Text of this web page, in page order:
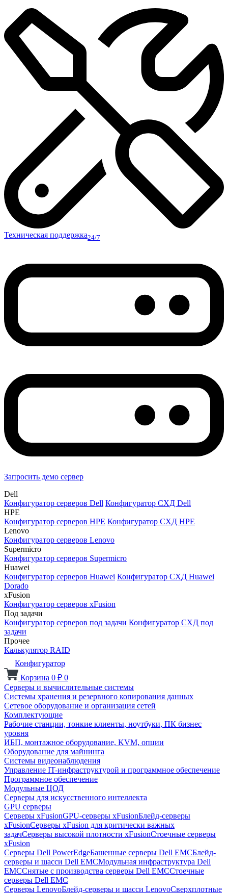
Техническая поддержка24/7
Запросить демо сервер
Dell
Конфигуратор серверов Dell Конфигуратор СХД Dell
HPE
Конфигуратор серверов HPE Конфигуратор СХД HPE
Lenovo
Конфигуратор серверов Lenovo
Supermicro
Конфигуратор серверов Supermicro
Huawei
Конфигуратор серверов Huawei Конфигуратор СХД Huawei
Dorado
xFusion
Конфигуратор серверов xFusion
Под задачи
Конфигуратор серверов под задачи Конфигуратор СХД под
задачи
Прочее
Калькулятор RAID
Конфигуратор
Корзина 0 ₽ 0
Серверы и вычислительные системы
Системы хранения и резервного копирования данных
Сетевое оборудование и организация сетей
Комплектующие
Рабочие станции, тонкие клиенты, ноутбуки, ПК бизнес
уровня
ИБП, монтажное оборудование, KVM, опции
Оборудование для майнинга
Системы видеонаблюдения
Управление IT-инфраструктурой и программное обеспечение
Программное обеспечение
Модульные ЦОД
Серверы для искусственного интеллекта
GPU серверы
Серверы xFusionGPU-серверы xFusionБлейд-серверы
xFusionСерверы xFusion для критически важных
задачСерверы высокой плотности xFusionСтоечные серверы
xFusion
Серверы Dell PowerEdgeБашенные серверы Dell EMCБлейд-
серверы и шасси Dell EMCМодульная инфраструктура Dell
EMCСнятые с производства серверы Dell EMCСтоечные
серверы Dell EMC
Серверы LenovoБлейд-серверы и шасси LenovoСверхплотные